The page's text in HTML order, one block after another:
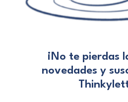
¡No te pierdas
novedades y